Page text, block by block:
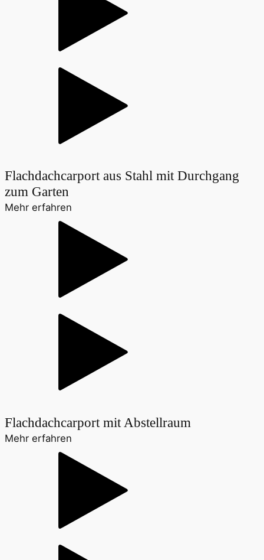
Flachdachcarport aus Stahl mit Durchgang
zum Garten
Mehr erfahren
Flachdachcarport mit Abstellraum
Mehr erfahren